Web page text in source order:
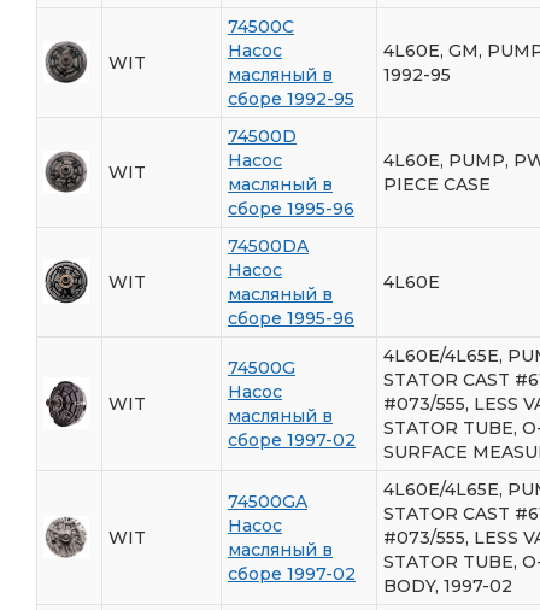
WIT
74500C
Насос
масляный в
сборе 1992-95
4L60E, GM,
1992-95
WIT
74500D
Насос
масляный в
сборе 1995-96
4L60E, PUMP,
PIECE CASE
WIT
74500DA
Насос
масляный в
сборе 1995-96
4L60E
WIT
74500G
Насос
масляный в
сборе 1997-02
4L60E/4L65E,
STATOR CAST
#073/555, LESS
STATOR TUBE,
SURFACE
WIT
74500GA
Насос
масляный в
сборе 1997-02
4L60E/4L65E,
STATOR CAST
#073/555, LESS
STATOR TUBE,
BODY, 1997-02